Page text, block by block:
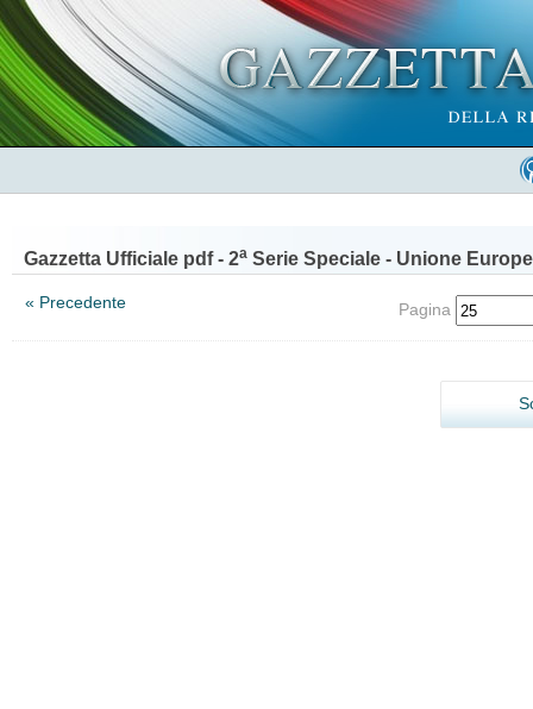
Gazzetta Ufficiale pdf - 2a Serie Speciale - Unione
« Precedente Pagina